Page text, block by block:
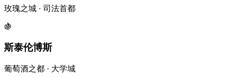
玫瑰之城 · 司法首都
🍇
斯泰伦博斯
葡萄酒之都 · 大学城